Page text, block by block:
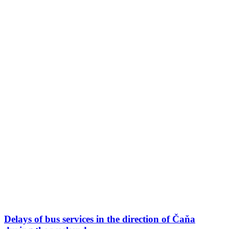
Delays of bus services in the direction of Čaňa